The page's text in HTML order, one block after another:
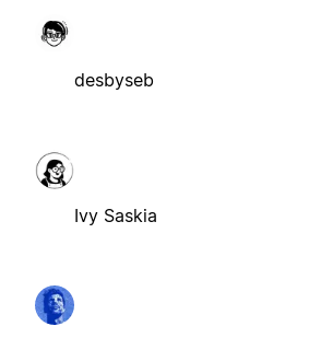
desbyseb
Ivy Saskia